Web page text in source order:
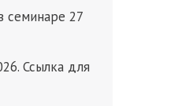
семинаре 27
Ссылка для